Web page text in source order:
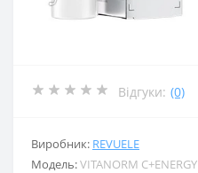
Відгуки: (0)
Виробник: REVUELE
Модель:VITANORM C+ENERGY